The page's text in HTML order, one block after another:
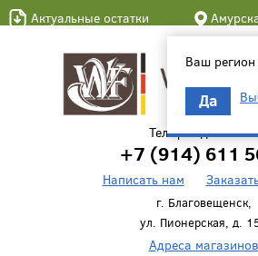
Актуальные остатки
Ваш регион
Да
Телефон для связи
+7 (914) 611
Написать нам
г. Благовещенск,
ул. Пионерская, д.
Адреса магазинов